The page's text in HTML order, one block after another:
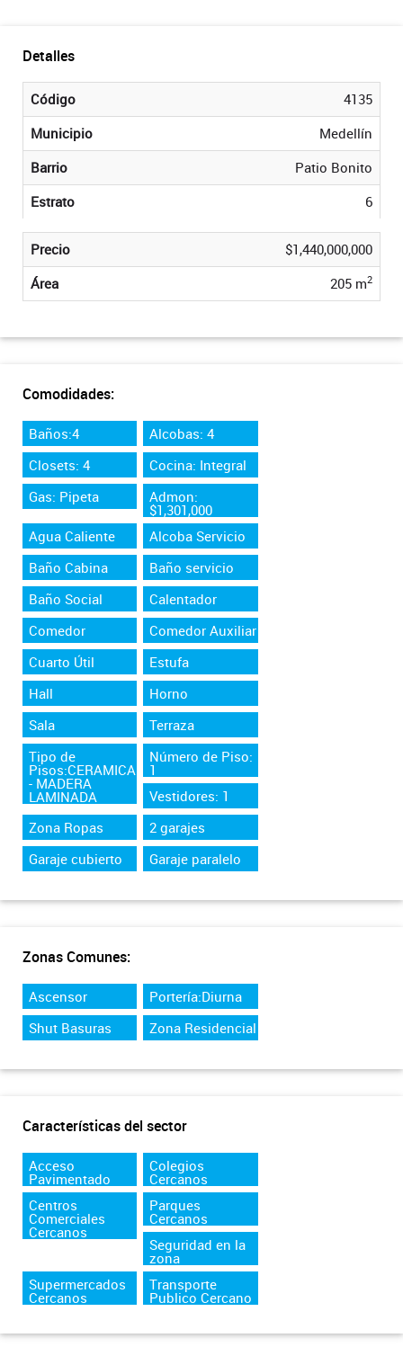
Detalles
Código
4135
Municipio
Medellín
Barrio
Patio Bonito
Estrato
6
Precio
$1,440,000,000
Área
205 m2
Comodidades:
Baños:4
Alcobas: 4
Closets: 4
Cocina: Integral
Gas: Pipeta
Admon:
$1,301,000
Agua Caliente
Alcoba Servicio
Baño Cabina
Baño servicio
Baño Social
Calentador
Comedor
Comedor Auxiliar
Cuarto Útil
Estufa
Hall
Horno
Sala
Terraza
Tipo de
Pisos:CERAMICA
- MADERA
LAMINADA
Número de Piso:
1
Vestidores: 1
Zona Ropas
2 garajes
Garaje cubierto
Garaje paralelo
Zonas Comunes:
Ascensor
Portería:Diurna
Shut Basuras
Zona Residencial
Características del sector
Acceso
Pavimentado
Colegios
Cercanos
Centros
Comerciales
Cercanos
Parques
Cercanos
Seguridad en la
zona
Supermercados
Cercanos
Transporte
Publico Cercano